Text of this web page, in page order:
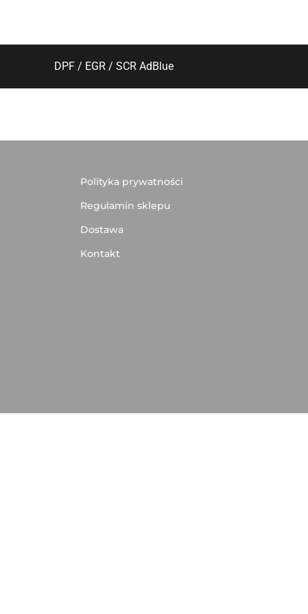
DPF / EGR / SCR AdBlue
Polityka prywatności
Regulamin sklepu
Dostawa
Kontakt